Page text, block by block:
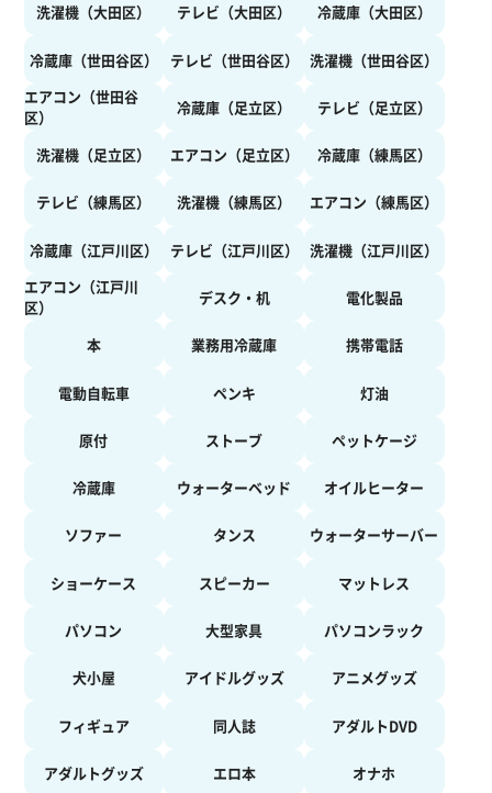
洗濯機（大田区） テレビ（大田区） 冷蔵庫（大田区）
冷蔵庫（世田谷区） テレビ（世田谷区）
洗濯機（世田谷区）
エアコン（世田谷
区）
冷蔵庫（足立区） テレビ（足立区）
洗濯機（足立区） エアコン（足立区） 冷蔵庫（練馬区）
テレビ（練馬区） 洗濯機（練馬区） エアコン（練馬区）
冷蔵庫（江戸川区） テレビ（江戸川区）
洗濯機（江戸川区）
エアコン（江戸川
区）
デスク・机 電化製品
本 業務用冷蔵庫 携帯電話
電動自転車 ペンキ 灯油
原付 ストーブ ペットケージ
冷蔵庫 ウォーターベッド オイルヒーター
ソファー タンス ウォーターサーバー
ショーケース スピーカー マットレス
パソコン 大型家具 パソコンラック
犬小屋 アイドルグッズ アニメグッズ
フィギュア 同人誌 アダルトDVD
アダルトグッズ エロ本 オナホ